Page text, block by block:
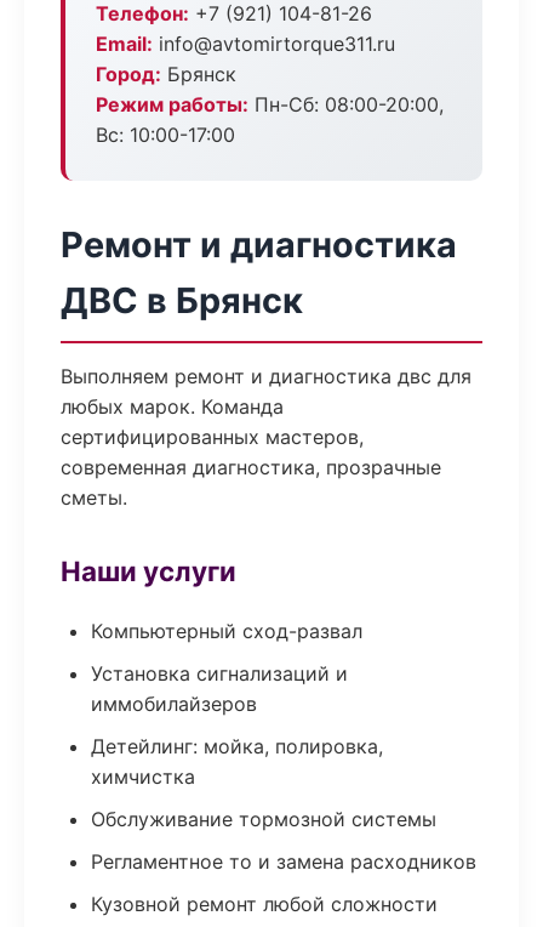
Телефон: +7 (921) 104-81-26
Email: info@avtomirtorque311.ru
Город: Брянск
Режим работы: Пн-Сб: 08:00-20:00,
Вс: 10:00-17:00
Ремонт и диагностика
ДВС в Брянск
Выполняем ремонт и диагностика двс для
любых марок. Команда
сертифицированных мастеров,
современная диагностика, прозрачные
сметы.
Наши услуги
Компьютерный сход-развал
Установка сигнализаций и
иммобилайзеров
Детейлинг: мойка, полировка,
химчистка
Обслуживание тормозной системы
Регламентное то и замена расходников
Кузовной ремонт любой сложности